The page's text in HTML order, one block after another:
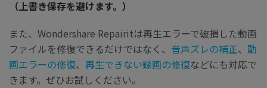
（上書き保存を避けます。）
また、Wondershare Repairitは再生エラーで破損した動画
ファイルを修復できるだけではなく、 音声ズレの補正、 動
画エラーの修復、 再生できない録画の修復などにも対応で
きます。ぜひお試しください。